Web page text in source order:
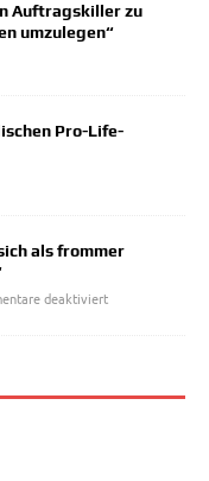
Auftragskiller zu
umzulegen“
Pro-Life-
als frommer
deaktiviert